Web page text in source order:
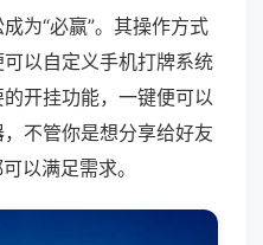
为“必赢”。其操作方式
以自定义手机打牌系统
开挂功能，一键便可以
不管你是想分享给好友
以满足需求。